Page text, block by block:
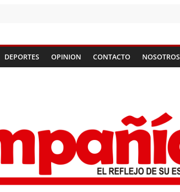
DEPORTES OPINION CONTACTO NOSOTROS